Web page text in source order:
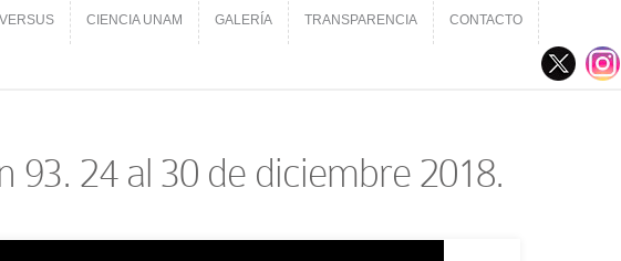
CIENCIA UNAM GALERÍA TRANSPARENCIA CONTACTO
24 al 30 de diciembre 2018.